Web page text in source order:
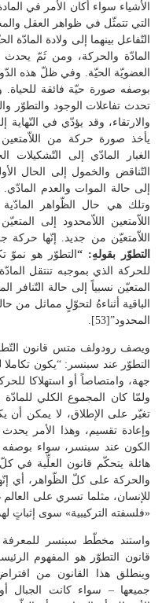
الأشياء سواء أكان الأمر في
التي تتمثّل في ظواهر العقل
التّفاعل بينهما إلى ولادة المادّة
المادّة والحركة، ومن ثَمّ يحدث
العضويّة الحيّة. وفي ظلّ هذه
بوصفه صورة حيّة فائقة للحياة.
تحدث تفاعلات الوجود والتطوّر
والارتقاء، وقد يؤدّي في
يأخذ صورة حركة من اللاّمتعين
الغبار المادّي إلى التّشكيلات
التّناقض والخمول إلى الحال
إلى حالة الموات والعدم
وتلك هي حال الظّواهر المادّية
اللاّمتعين اللاّمحدود إلى
اللاّمتعيّن من جديد. إنّها
التطوّر بقولهِ: “التطوّر هو نموّ
للحركة الذي بموجبه تنتقل
المتعيّن نسبياً إلى حالة
الباقية أثناءهُ لتحوّلٍ مماثل من
المحدود”[53].
ويصف رودولف متس قانون
التطوّر عند سبنسر: “يكون
جهة، وامتصاصاً أو استهلاكا
ولمّا كان المجموع الكلي للمادّة
تغيّر على الإطلاق، لا يمكن أن
وإعادة تقسيم، وهذا الأمر
الكون عند سبنسر، سواء بوصفه
هائلة يتحكّم قانون العلِّية في
والحركة على كلّ الظّواهر، أي
للإنسان، مثلما تسري على
«فلسفته التركيبية» سوى إثباتٍ لهذه
واستند مخطّط سبنسر للمعرفة
قانون التطوّر هو المفهوم
وينطلق هذا القانون من
جميعها – سواء كانت الجبال